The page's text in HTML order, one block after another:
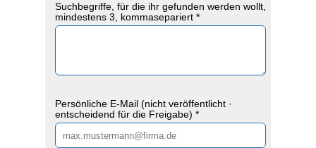
Suchbegriffe, für die ihr gefunden werden wollt,
mindestens 3, kommasepariert *
Persönliche E-Mail (nicht veröffentlicht ·
entscheidend für die Freigabe) *